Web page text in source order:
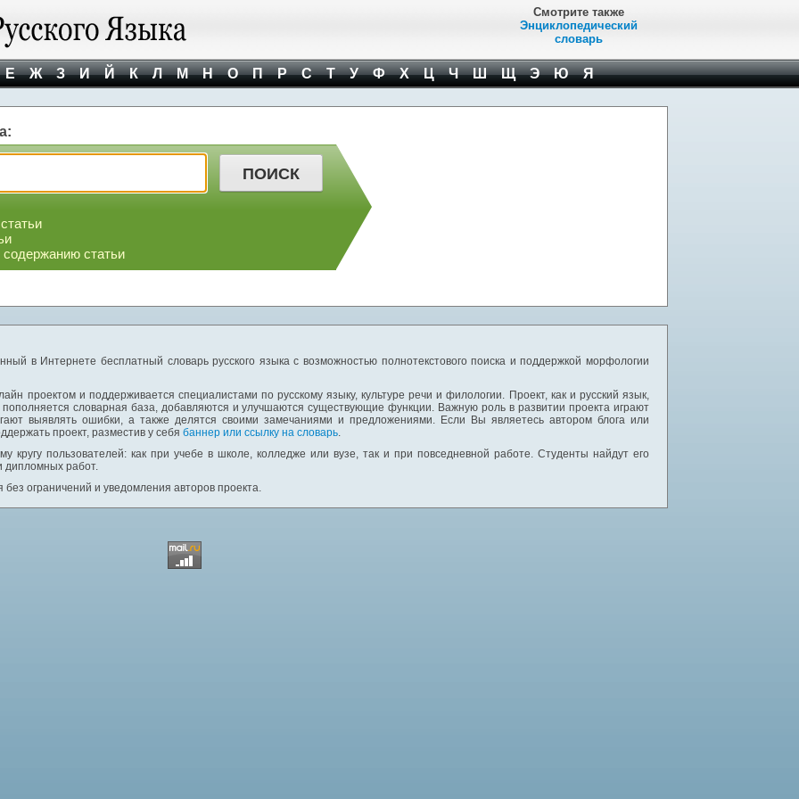
Смотрите также
Энциклопедический
словарь
Е Ж З И Й К Л М Н О П Р С Т У Ф Х Ц Ч Ш Щ Э Ю Я
содержанию статьи
в Интернете бесплатный словарь русского языка с возможностью полнотекстового поиска и поддержкой морфологии
проектом и поддерживается специалистами по русскому языку, культуре речи и филологии. Проект, как и русский язык,
словарная база, добавляются и улучшаются существующие функции. Важную роль в развитии проекта играют
выявлять ошибки, а также делятся своими замечаниями и предложениями. Если Вы являетесь автором блога или
проект, разместив у себя баннер или ссылку на словарь.
кругу пользователей: как при учебе в школе, колледже или вузе, так и при повседневной работе. Студенты найдут его
дипломных работ.
без ограничений и уведомления авторов проекта.